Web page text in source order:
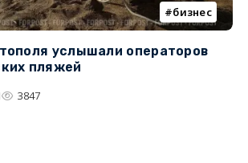
бизнес
услышали операторов
пляжей
3847